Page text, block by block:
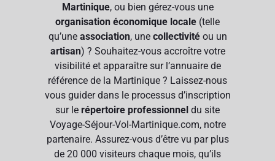
Martinique, ou bien gérez-vous une
organisation économique locale (telle
qu’une association, une collectivitéou un
artisan) ? Souhaitez-vous accroître votre
visibilité et apparaître sur l’annuaire de
référence de la Martinique ? Laissez-nous
vous guider dans le processus d’inscription
sur le répertoire professionnel du site
Voyage-Séjour-Vol-Martinique.com, notre
partenaire. Assurez-vous d’être vu par plus
de 20 000 visiteurs chaque mois, qu’ils